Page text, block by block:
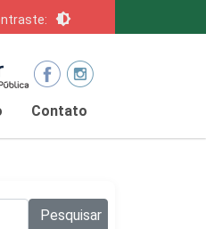
brightness_6
Contato
Pesquisar